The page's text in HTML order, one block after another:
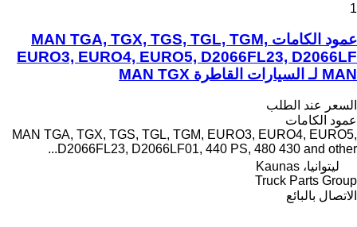
1
عمود الكامات MAN TGA, TGX, TGS, TGL, TGM,
EURO3, EURO4, EURO5, D2066FL23, D2066LF
MAN لـ السيارات القاطرة MAN TGX
السعر عند الطلب
عمود الكامات
MAN TGA, TGX, TGS, TGL, TGM, EURO3, EURO4, EURO5,
D2066FL23, D2066LF01, 440 PS, 480 430 and other...
ليتوانيا، Kaunas
Truck Parts Group
الاتصال بالبائع